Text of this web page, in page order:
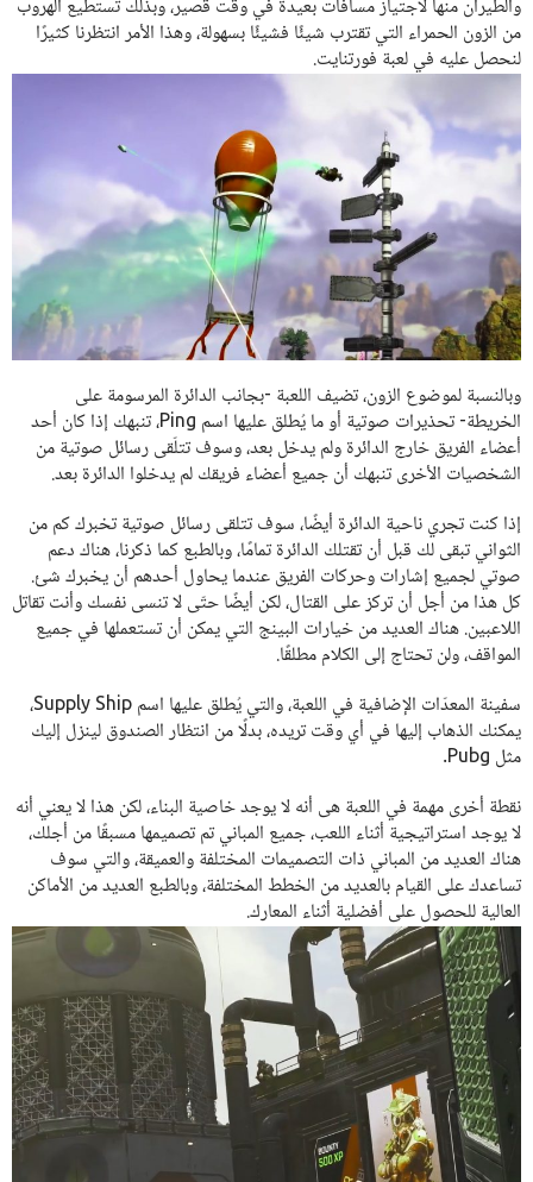
والطيران منها لاجتياز مسافات بعيدة في وقت قصير، وبذلك تستطيع الهروب
من الزون الحمراء التي تقترب شيئًا فشيئًا بسهولة، وهذا الأمر انتظرنا كثيرًا
لنحصل عليه في لعبة فورتنايت.
وبالنسبة لموضوع الزون، تضيف اللعبة -بجانب الدائرة المرسومة على
الخريطة- تحذيرات صوتية أو ما يُطلق عليها اسم Ping، تنبهك إذا كان أحد
أعضاء الفريق خارج الدائرة ولم يدخل بعد، وسوف تتلّقى رسائل صوتية من
الشخصيات الأخرى تنبهك أن جميع أعضاء فريقك لم يدخلوا الدائرة بعد.
إذا كنت تجري ناحية الدائرة أيضًا، سوف تتلقى رسائل صوتية تخبرك كم من
الثواني تبقى لك قبل أن تقتلك الدائرة تمامًا، وبالطبع كما ذكرنا، هناك دعم
صوتي لجميع إشارات وحركات الفريق عندما يحاول أحدهم أن يخبرك شئ.
كل هذا من أجل أن تركز على القتال، لكن أيضًا حتّى لا تنسى نفسك وأنت تقاتل
اللاعبين. هناك العديد من خيارات البينج التي يمكن أن تستعملها في جميع
المواقف، ولن تحتاج إلى الكلام مطلقًا.
سفينة المعدّات الإضافية في اللعبة، والتي يُطلق عليها اسم Supply Ship،
يمكنك الذهاب إليها في أي وقت تريده، بدلًا من انتظار الصندوق لينزل إليك
مثل Pubg.
نقطة أخرى مهمة في اللعبة هى أنه لا يوجد خاصية البناء، لكن هذا لا يعني أنه
لا يوجد استراتيجية أثناء اللعب، جميع المباني تم تصميمها مسبقًا من أجلك،
هناك العديد من المباني ذات التصميمات المختلفة والعميقة، والتي سوف
تساعدك على القيام بالعديد من الخطط المختلفة، وبالطبع العديد من الأماكن
العالية للحصول على أفضلية أثناء المعارك.